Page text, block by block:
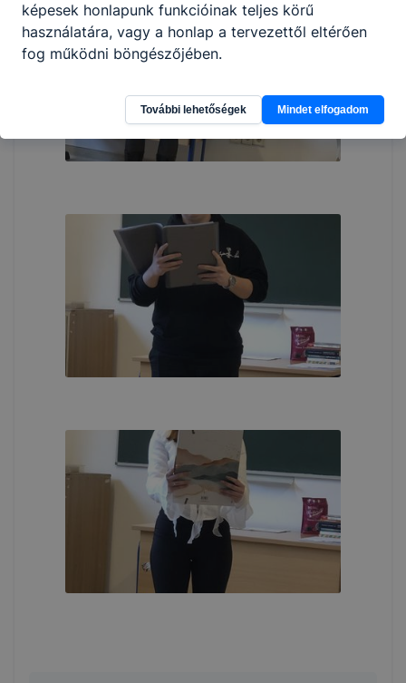
képesek honlapunk funkcióinak teljes körű
használatára, vagy a honlap a tervezettől eltérően
fog működni böngészőjében.
További lehetőségek Mindet elfogadom